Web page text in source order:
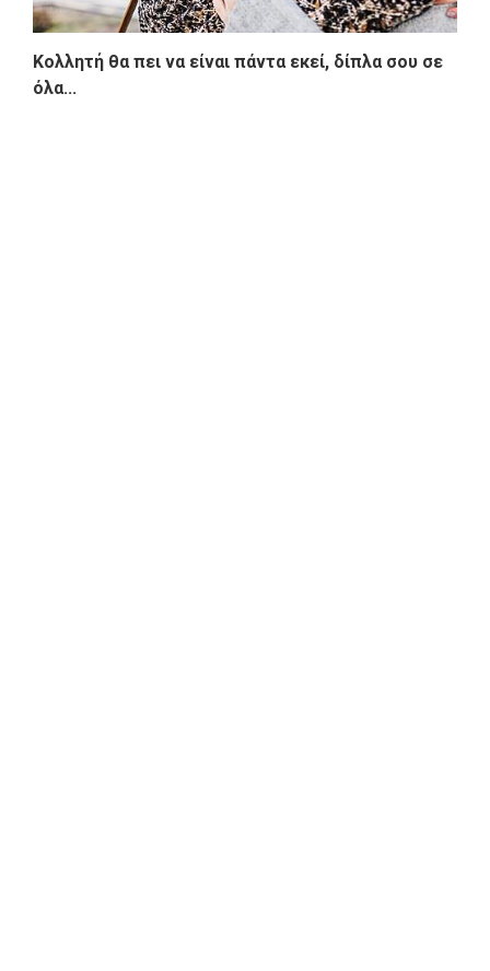
Κολλητή θα πει να είναι πάντα εκεί, δίπλα σου σε
όλα...